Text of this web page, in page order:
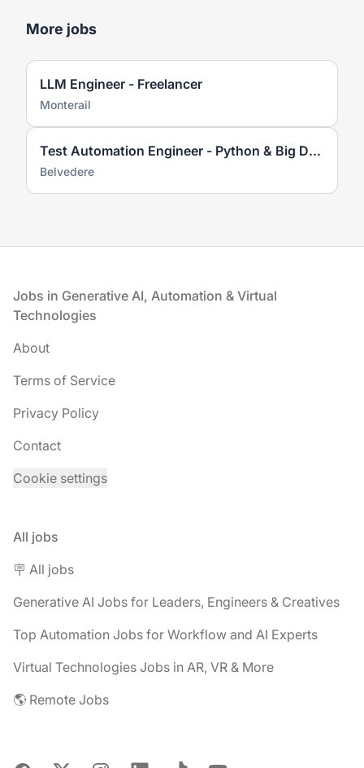
More jobs
LLM Engineer - Freelancer
Monterail
Test Automation Engineer - Python & Big Data
Belvedere
Footer
Jobs in Generative AI, Automation & Virtual
Technologies
About
Terms of Service
Privacy Policy
Contact
Cookie settings
All jobs
🪧 All jobs
Generative AI Jobs for Leaders, Engineers & Creatives
Top Automation Jobs for Workflow and AI Experts
Virtual Technologies Jobs in AR, VR & More
🌎 Remote Jobs